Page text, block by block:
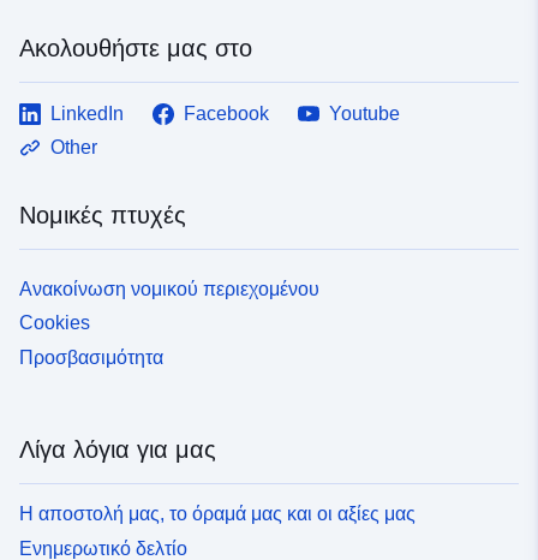
Ακολουθήστε μας στο
LinkedIn Facebook
Youtube
Other
Νομικές πτυχές
Ανακοίνωση νομικού περιεχομένου
Cookies
Προσβασιμότητα
Λίγα λόγια για μας
Η αποστολή μας, το όραμά μας και οι αξίες μας
Ενημερωτικό δελτίο